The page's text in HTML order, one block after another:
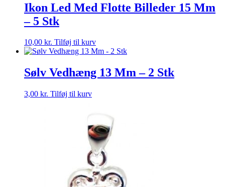
Ikon Led Med Flotte Billeder 15 Mm
– 5 Stk
10,00 kr. Tilføj til kurv
Sølv Vedhæng 13 Mm – 2 Stk
3,00 kr. Tilføj til kurv